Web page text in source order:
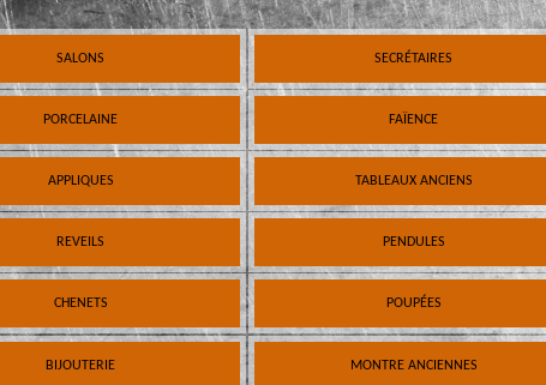
SALONS SECRÉTAIRES
PORCELAINE FAÏENCE
APPLIQUES TABLEAUX ANCIENS
REVEILS PENDULES
CHENETS POUPÉES
BIJOUTERIE MONTRE ANCIENNES